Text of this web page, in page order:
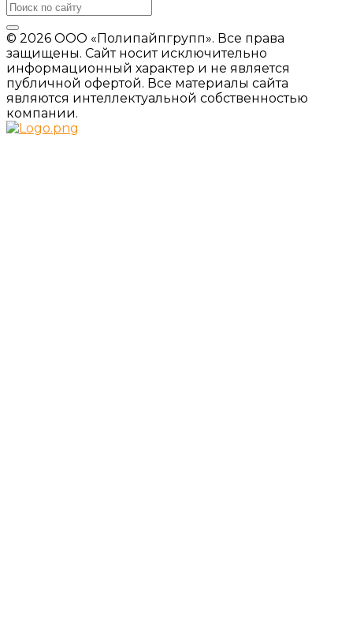
© 2026 ООО «Полипайпгрупп». Все права
защищены. Сайт носит исключительно
информационный характер и не является
публичной офертой. Все материалы сайта
являются интеллектуальной собственностью
компании.